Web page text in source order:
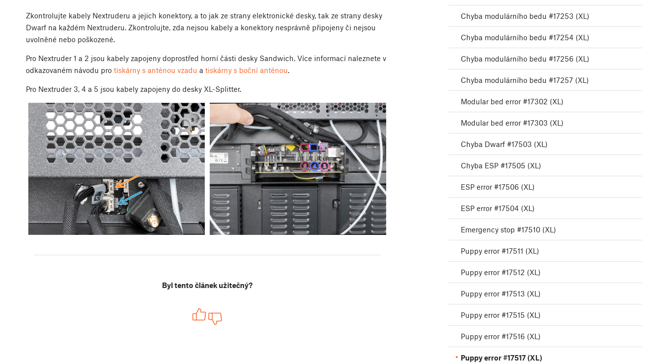
Zkontrolujte kabely Nextruderu a jejich konektory, a to jak ze strany elektronické desky, tak ze strany desky
Dwarf na každém Nextruderu. Zkontrolujte, zda nejsou kabely a konektory nesprávně připojeny či nejsou
uvolněné nebo poškozené.
Pro Nextruder 1 a 2 jsou kabely zapojeny doprostřed horní části desky Sandwich. Více informací naleznete v
odkazovaném návodu pro tiskárny s anténou vzadu a tiskárny s boční anténou.
Pro Nextruder 3, 4 a 5 jsou kabely zapojeny do desky XL-Splitter.
Byl tento článek užitečný?
Chyba modulárního bedu #17253 (XL)
Chyba modulárního bedu #17254 (XL)
Chyba modulárního bedu #17256 (XL)
Chyba modulárního bedu #17257 (XL)
Modular bed error #17302 (XL)
Modular bed error #17303 (XL)
Chyba Dwarf #17503 (XL)
Chyba ESP #17505 (XL)
ESP error #17506 (XL)
ESP error #17504 (XL)
Emergency stop #17510 (XL)
Puppy error #17511 (XL)
Puppy error #17512 (XL)
Puppy error #17513 (XL)
Puppy error #17515 (XL)
Puppy error #17516 (XL)
Puppy error #17517 (XL)